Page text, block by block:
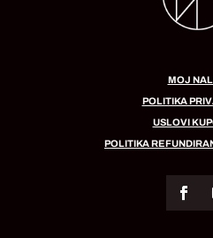
MOJ
POLITIKA
USLOVI
POLITIKA